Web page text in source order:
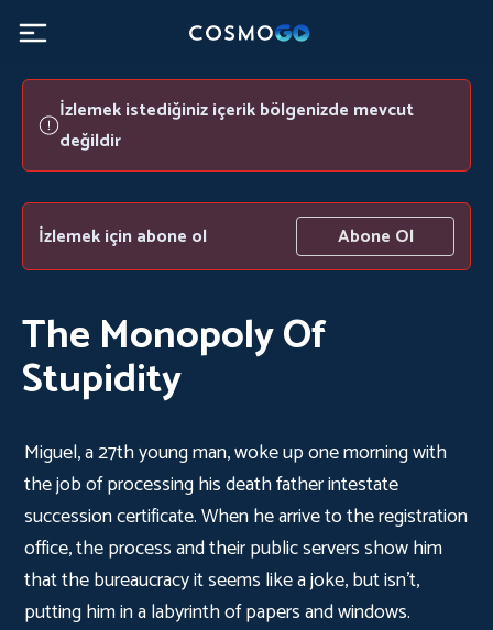
İzlemek istediğiniz içerik bölgenizde mevcut
değildir
İzlemek için abone ol Abone Ol
The Monopoly Of
Stupidity
Miguel, a 27th young man, woke up one morning with
the job of processing his death father intestate
succession certificate. When he arrive to the registration
office, the process and their public servers show him
that the bureaucracy it seems like a joke, but isn't,
putting him in a labyrinth of papers and windows.